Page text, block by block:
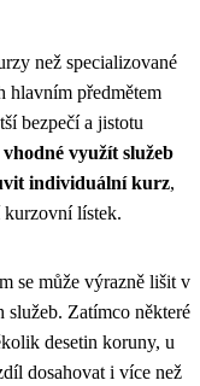
než specializované
hlavním předmětem
bezpečí a jistotu
využít služeb
individuální kurz,
kurzovní lístek.
se může výrazně lišit v
služeb. Zatímco některé
desetin koruny, u
dosahovat i více než